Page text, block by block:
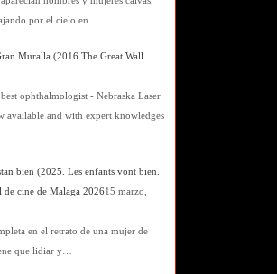
por el cielo en…
Muralla (2016 The Great Wall.
ophthalmologist - Nebraska Laser
available and with expert knowledges
bien (2025. Les enfants vont bien.
de cine de Malaga 202615 marzo,
en el retrato de una mujer de
que lidiar y…